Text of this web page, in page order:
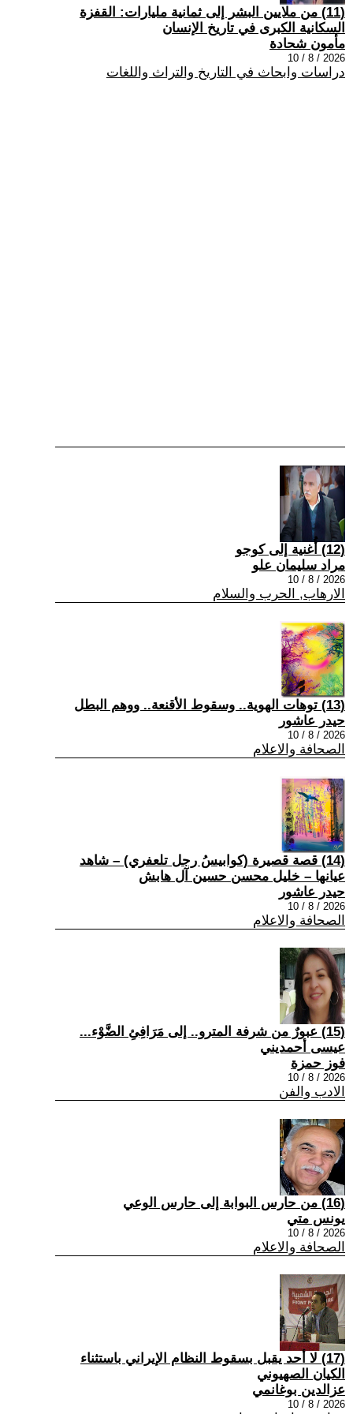
(11) من ملايين البشر إلى ثمانية مليارات: القفزة
السكانية الكبرى في تاريخ الإنسان
مأمون شحادة
2026 / 8 / 10
دراسات وابحاث في التاريخ والتراث واللغات
(12) أُغنية إلى كوجو
مراد سليمان علو
2026 / 8 / 10
الارهاب, الحرب والسلام
(13) توهات الهوية.. وسقوط الأقنعة.. ووهم البطل
حيدر عاشور
2026 / 8 / 10
الصحافة والاعلام
(14) قصة قصيرة (كوابيسُ رجل تلعفري) – شاهد
عيانها – خليل محسن حسين آل هابش
حيدر عاشور
2026 / 8 / 10
الصحافة والاعلام
(15) عبورٌ من شرفة المترو.. إلى مَرَافِئِ الضَّوْء...
عيسى أحمديني
فوز حمزة
2026 / 8 / 10
الادب والفن
(16) من حارس البوابة إلى حارس الوعي
يونس متي
2026 / 8 / 10
الصحافة والاعلام
(17) لا أحد يقبل بسقوط النظام الإيراني باستثناء
الكيان الصهيوني
عزالدين بوغانمي
2026 / 8 / 10